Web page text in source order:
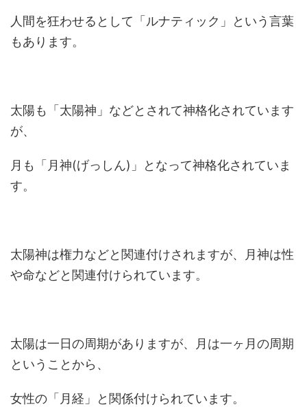
人間を狂わせるとして「ルナティック」という言葉
もあります。
太陽も「太陽神」などとされて神格化されています
が、
月も「月神(げっしん)」となって神格化されていま
す。
太陽神は権力などと関連付けされますが、月神は性
や命などと関連付けられています。
太陽は一日の周期がありますが、月は一ヶ月の周期
ということから、
女性の「月経」と関係付けられています。